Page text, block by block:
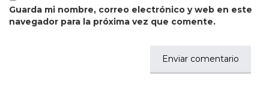
Guarda mi nombre, correo electrónico y web en este
navegador para la próxima vez que comente.